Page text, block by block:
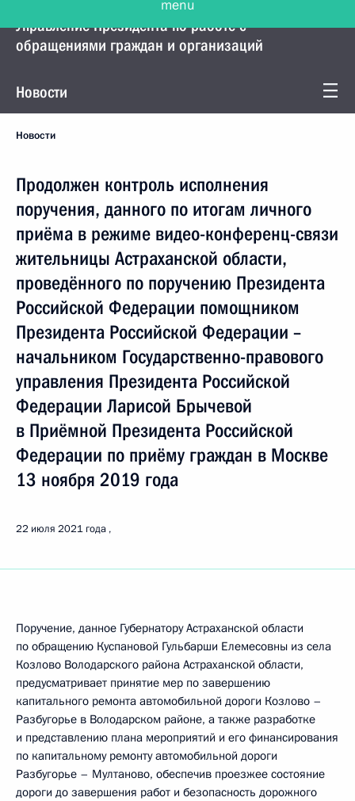
Управление Президента по работе с
обращениями граждан и организаций
Новости
Новости
Продолжен контроль исполнения
поручения, данного по итогам личного
приёма в режиме видео-конференц-связи
жительницы Астраханской области,
проведённого по поручению Президента
Российской Федерации помощником
Президента Российской Федерации –
начальником Государственно-правового
управления Президента Российской
Федерации Ларисой Брычевой
в Приёмной Президента Российской
Федерации по приёму граждан в Москве
13 ноября 2019 года
22 июля 2021 года
Поручение, данное Губернатору Астраханской области
по обращению Куспановой Гульбарши Елемесовны из села
Козлово Володарского района Астраханской области,
предусматривает принятие мер по завершению
капитального ремонта автомобильной дороги Козлово –
Разбугорье в Володарском районе, а также разработке
и представлению плана мероприятий и его финансирования
по капитальному ремонту автомобильной дороги
Разбугорье – Мултаново, обеспечив проезжее состояние
дороги до завершения работ и безопасность дорожного